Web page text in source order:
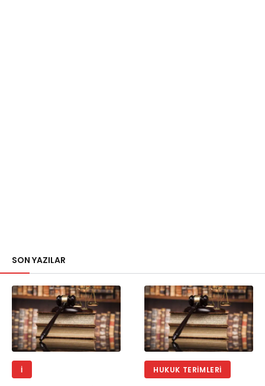
SON YAZILAR
İ HUKUK TERIMLERI